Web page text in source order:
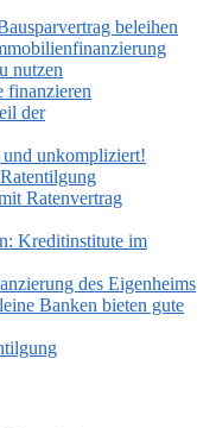
beleihen
nutzen
finanzieren
der
und unkompliziert!
Ratenvertrag
Kreditinstitute im
des Eigenheims
Banken bieten gute